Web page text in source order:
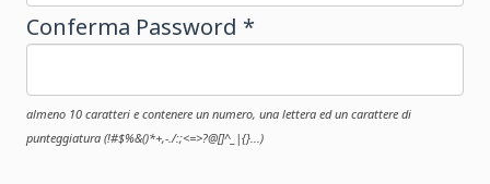
Conferma Password *
almeno 10 caratteri e contenere un numero, una lettera ed un carattere di
punteggiatura (!#$%&()*+,-./:;<=>?@[]^_|{}...)